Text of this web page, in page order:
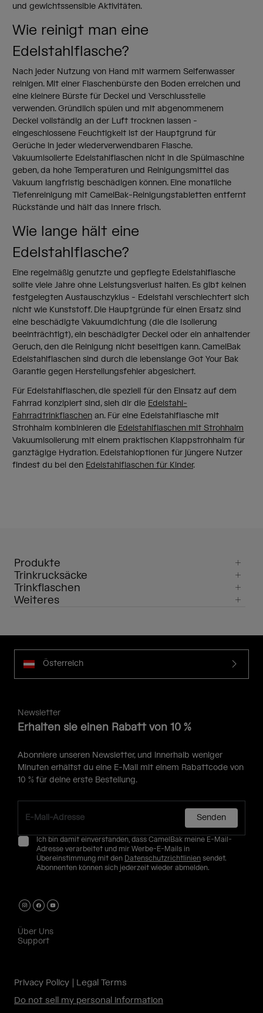
und gewichtssensible Aktivitäten.
Wie reinigt man eine
Edelstahlflasche?
Nach jeder Nutzung von Hand mit warmem Seifenwasser
reinigen. Mit einer Flaschenbürste den Boden erreichen und
eine kleinere Bürste für Deckel und Verschlussteile
verwenden. Gründlich spülen und mit abgenommenem
Deckel vollständig an der Luft trocknen lassen -
eingeschlossene Feuchtigkeit ist der Hauptgrund für
Gerüche in jeder wiederverwendbaren Flasche.
Vakuumisolierte Edelstahlflaschen nicht in die Spülmaschine
geben, da hohe Temperaturen und Reinigungsmittel das
Vakuum langfristig beschädigen können. Eine monatliche
Tiefenreinigung mit CamelBak-Reinigungstabletten entfernt
Rückstände und hält das Innere frisch.
Wie lange hält eine
Edelstahlflasche?
Eine regelmäßig genutzte und gepflegte Edelstahlflasche
sollte viele Jahre ohne Leistungsverlust halten. Es gibt keinen
festgelegten Austauschzyklus - Edelstahl verschlechtert sich
nicht wie Kunststoff. Die Hauptgründe für einen Ersatz sind
eine beschädigte Vakuumdichtung (die die Isolierung
beeinträchtigt), ein beschädigter Deckel oder ein anhaltender
Geruch, den die Reinigung nicht beseitigen kann. CamelBak
Edelstahlflaschen sind durch die lebenslange Got Your Bak
Garantie gegen Herstellungsfehler abgesichert.
Für Edelstahlflaschen, die speziell für den Einsatz auf dem
Fahrrad konzipiert sind, sieh dir die Edelstahl-
Fahrradtrinkflaschen an. Für eine Edelstahlflasche mit
Strohhalm kombinieren die Edelstahlflaschen mit Strohhalm
Vakuumisolierung mit einem praktischen Klappstrohhalm für
ganztägige Hydration. Edelstahloptionen für jüngere Nutzer
findest du bei den Edelstahlflaschen für Kinder.
Produkte
Trinkrucksäcke
Trinkflaschen
Weiteres
Österreich
Newsletter
Erhalten sie einen Rabatt von 10 %
Abonniere unseren Newsletter, und innerhalb weniger
Minuten erhältst du eine E-Mail mit einem Rabattcode von
10 % für deine erste Bestellung.
Senden
Ich bin damit einverstanden, dass CamelBak meine E-Mail-
Adresse verarbeitet und mir Werbe-E-Mails in
Übereinstimmung mit den Datenschutzrichtlinien sendet.
Abonnenten können sich jederzeit wieder abmelden.
Über Uns
Support
Privacy Policy
Legal Terms
Do not sell my personal information